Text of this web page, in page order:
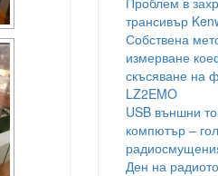
трансивър
Собствена
измерване
скъсяване на
LZ2EMO
USB външни
компютър –
Ден на радиото